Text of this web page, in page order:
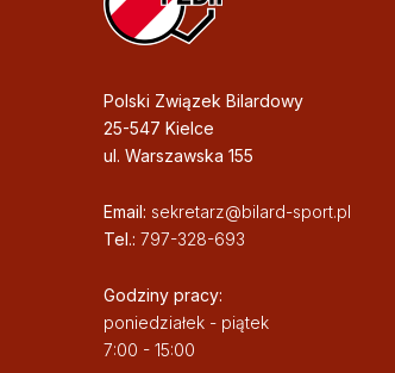
Polski Związek Bilardowy
25-547 Kielce
ul. Warszawska 155
Email: sekretarz@bilard-sport.pl
Tel.: 797-328-693
Godziny pracy:
poniedziałek - piątek
7:00 - 15:00